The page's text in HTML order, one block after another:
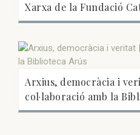
Xarxa de la Fundació
Arxius, democràcia i
col·laboració amb la